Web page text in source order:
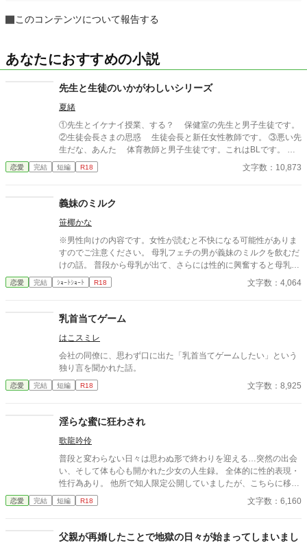
このコンテンツについて報告する
あなたにおすすめの小説
先生と生徒のいかがわしいシリーズ
夏緒
①先生とイケナイ授業、する？ 保健室の先生と男子生徒です。
②生徒会長さまの思惑 生徒会長と新任女性教師です。 ③悪い先
生だな、あんた 体育教師と男子生徒です。これはBLです。 ど
んな理由があろうが学校でいかがわしいことをしてはいけません
よ〜！ これ全部、やったらダメですからねっ！
恋愛 完結 短編 R18 文字数：10,873
義妹のミルク
笹椰かな
※男性向けの内容です。女性が読むと不快になる可能性がありま
すのでご注意ください。 母乳フェチの男が義妹のミルクを飲むだ
けの話。 普段から母乳が出て、さらには性的に興奮すると母乳を
噴き出す女の子がヒロインです。 本番はありません。両片想い設
定です。
恋愛 完結 ｼｮｰﾄｼｮｰﾄ R18 文字数：4,064
乳首当てゲーム
はこスミレ
会社の同僚に、思わず口に出た「乳首当てゲームしたい」という
独り言を聞かれた話。
恋愛 完結 短編 R18 文字数：8,925
淫らな蜜に狂わされ
歌龍吟伶
普段と変わらない日々は思わぬ形で終わりを迎える…突然の出会
い、そして体も心も開かれた少女の人生録。 全体的に性的表現・
性行為あり。 他所で知人限定公開していましたが、こちらに移し
ました。 全3話完結済みです。
恋愛 完結 短編 R18 文字数：6,160
父親が再婚したことで地獄の日々が始まってしまいまし